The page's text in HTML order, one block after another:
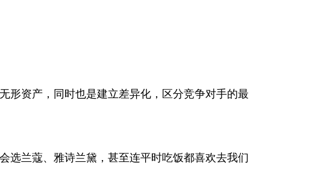
形资产，同时也是建立差异化，区分竞争对手的最
选兰蔻、雅诗兰黛，甚至连平时吃饭都喜欢去我们